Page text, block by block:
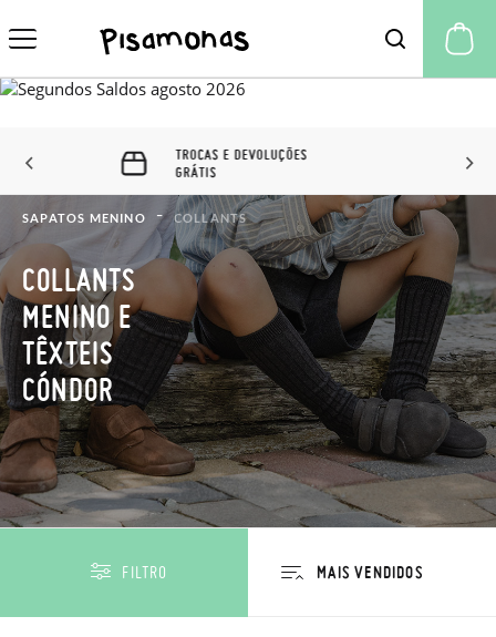
60 DIAS PARA TROCAS E
DEVOLUÇÕES
SAPATOS MENINO COLLANTS
COLLANTS
MENINO E
TÊXTEIS
CÓNDOR
FILTRO